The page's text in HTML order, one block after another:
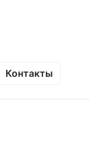
Контакты